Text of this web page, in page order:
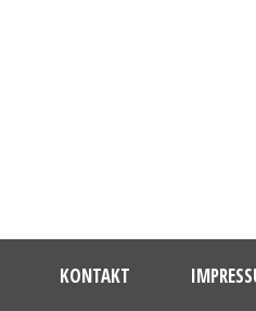
KONTAKT